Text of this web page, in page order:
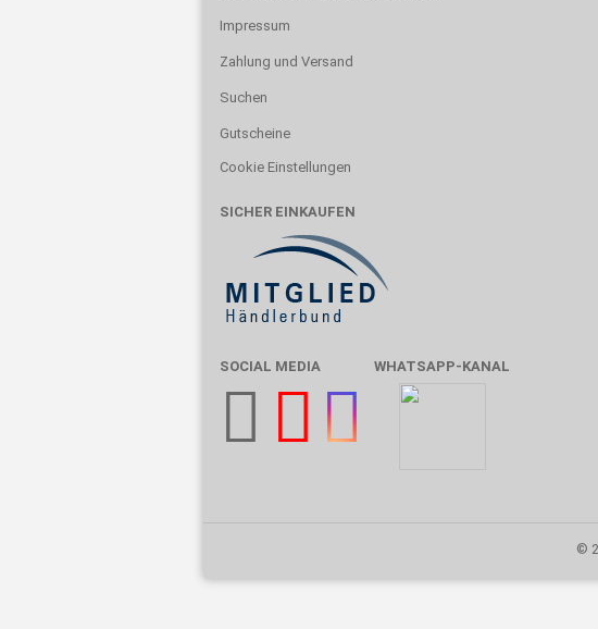
Impressum
Zahlung und Versand
Suchen
Gutscheine
Cookie Einstellungen
SICHER EINKAUFEN
SOCIAL MEDIA WHATSAPP-KANAL
©